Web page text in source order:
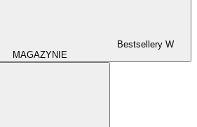
Bestsellery W
MAGAZYNIE